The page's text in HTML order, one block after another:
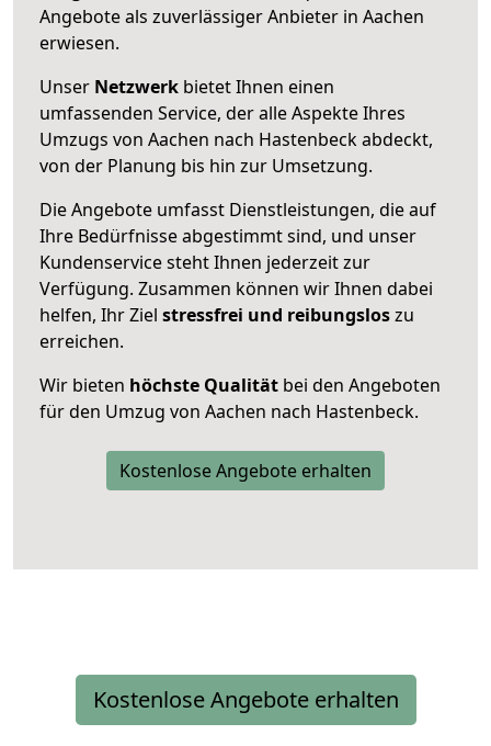
Angebote als zuverlässiger Anbieter in Aachen
erwiesen.
Unser Netzwerk bietet Ihnen einen
umfassenden Service, der alle Aspekte Ihres
Umzugs von Aachen nach Hastenbeck abdeckt,
von der Planung bis hin zur Umsetzung.
Die Angebote umfasst Dienstleistungen, die auf
Ihre Bedürfnisse abgestimmt sind, und unser
Kundenservice steht Ihnen jederzeit zur
Verfügung. Zusammen können wir Ihnen dabei
helfen, Ihr Ziel stressfrei und reibungsloszu
erreichen.
Wir bieten höchste Qualität bei den Angeboten
für den Umzug von Aachen nach Hastenbeck.
Kostenlose Angebote erhalten
Kostenlose Angebote erhalten